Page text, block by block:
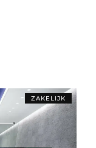
ZAKELIJK